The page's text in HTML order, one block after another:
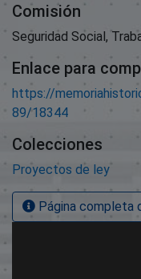
Comisión
Seguridad Social,
Enlace para
https://
89/18344
Colecciones
Proyectos de ley
Página completa